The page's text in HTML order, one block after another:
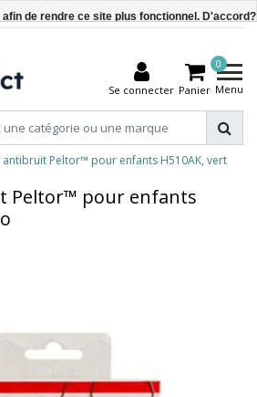
Se connecter
0
Panier Menu
antibruit Peltor™ pour enfants H510AK, vert
Peltor™ pour enfants
de rendre ce site plus fonctionnel. D'accord?